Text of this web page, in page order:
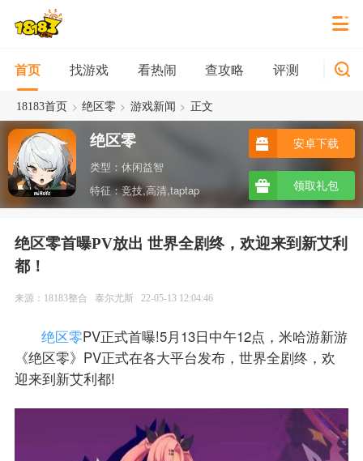
首页 找游戏 看热闹 查攻略 评测 新游
18183首页 > 绝区零 > 游戏新闻 > 正文
绝区零
类型：休闲益智
特征：竞技,高清,taptap
安卓下载
领取礼包
绝区零首曝PV放出 世界全剧终，欢迎来到新艾利
都！
来源：18183整合 泰尔尤斯 22-05-13 12:04:46
绝区零PV正式首曝!5月13日中午12点，米哈游新游
《绝区零》PV正式在各大平台发布，世界全剧终，欢
迎来到新艾利都!